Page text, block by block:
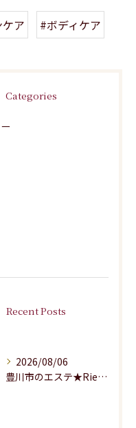
ア #ボディケア
Categories
Recent Posts
2026/08/06
豊川市のエステ★Riesaの商品紹介★